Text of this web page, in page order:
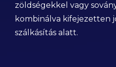
zöldségekkel vagy
kombinálva kifejezetten
szálkásítás alatt.